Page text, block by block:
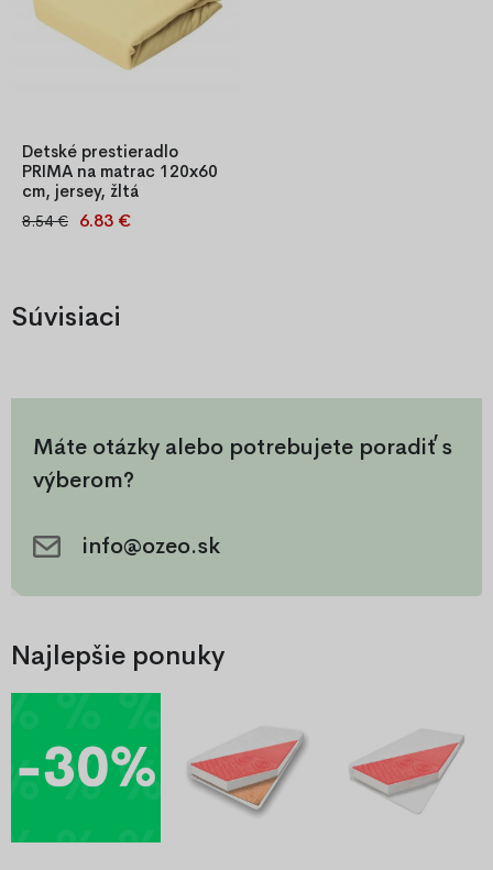
Detské prestieradlo
PRIMA na matrac 120x60
cm, jersey, žltá
Mäkučká detská napínacia
plachtu na matraci do výšky
8.54 € 6.83 €
Súvisiaci
Máte otázky alebo potrebujete poradiť s
výberom?
info@ozeo.sk
Najlepšie ponuky